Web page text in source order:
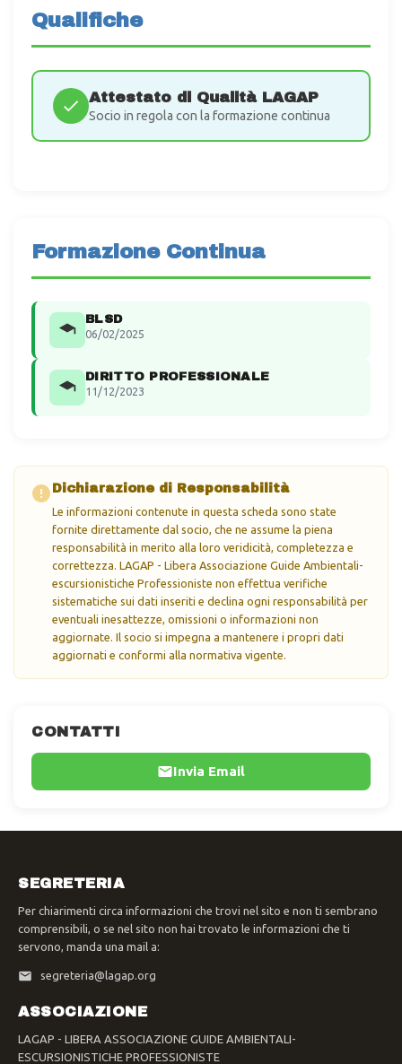
CONTATTI
Invia Email
Qualifiche
Attestato di Qualità LAGAP
Socio in regola con la formazione continua
Formazione Continua
BLSD
06/02/2025
DIRITTO PROFESSIONALE
11/12/2023
Dichiarazione di Responsabilità
Le informazioni contenute in questa scheda sono state
fornite direttamente dal socio, che ne assume la piena
responsabilità in merito alla loro veridicità, completezza e
correttezza. LAGAP - Libera Associazione Guide Ambientali-
escursionistiche Professioniste non effettua verifiche
sistematiche sui dati inseriti e declina ogni responsabilità per
eventuali inesattezze, omissioni o informazioni non
aggiornate. Il socio si impegna a mantenere i propri dati
aggiornati e conformi alla normativa vigente.
SEGRETERIA
Per chiarimenti circa informazioni che trovi nel sito e non ti sembrano
comprensibili, o se nel sito non hai trovato le informazioni che ti
servono, manda una mail a:
segreteria@lagap.org
ASSOCIAZIONE
LAGAP - LIBERA ASSOCIAZIONE GUIDE AMBIENTALI-
ESCURSIONISTICHE PROFESSIONISTE